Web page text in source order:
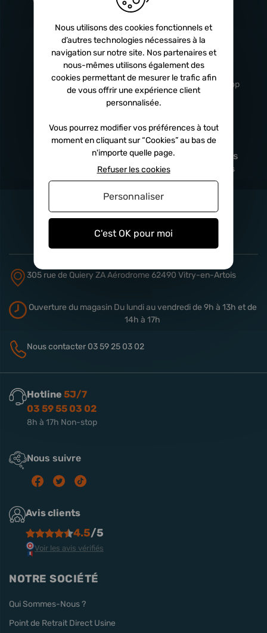
Livraison
rapide
Sous 24h à 48h
Service client
professionnel
De 8h à 17h Non-stop
Satisfait
remboursé
Paiement en
x3 fois
Sécurisé, sans frais
305 rue de Quiery ZA Aérodrome 62490 Vitry-en-Artois
Ouverture du magasinDu lundi au vendredi de 9h à 13h et de
14h à 17h
Nous contacter 03 59 25 03 02
Hotline 5J/7
03 59 55 03 02
8h à 17h Non-stop
Nous suivre
Avis clients
4.5/5
Voir les avis vérifiés
NOTRE SOCIÉTÉ
Qui Sommes-Nous ?
Point de Retrait Direct Usine
Nous utilisons des cookies fonctionnels et
d’autres technologies nécessaires à la
navigation sur notre site. Nos partenaires et
nous-mêmes utilisons également des
cookies permettant de mesurer le trafic afin
de vous offrir une expérience client
personnalisée.
Vous pourrez modifier vos préférences à tout
moment en cliquant sur “Cookies” au bas de
n'importe quelle page.
C'est OK pour moi
Refuser les cookies
Personnaliser